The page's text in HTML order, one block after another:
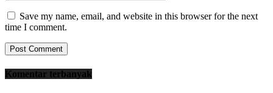
Save my name, email, and website in this browser for the next
time I comment.
Komentar terbanyak